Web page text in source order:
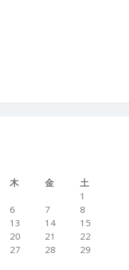
木 金
土
1
6 7
8
13 14
15
20 21
22
27 28
29